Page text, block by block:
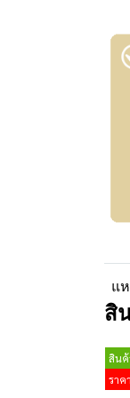
แ
สิ
สินค้
ราค